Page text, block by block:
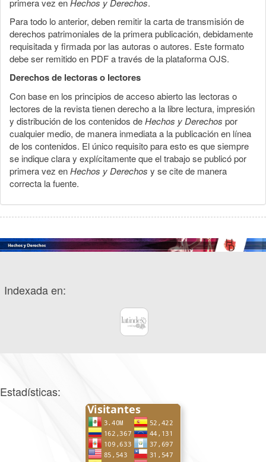
primera vez enHechos y Derechos.
Para todo lo anterior, deben remitir la carta de transmisión de
derechos patrimoniales de la primera publicación, debidamente
requisitada y firmada por las autoras o autores. Este formato
debe ser remitido en PDF a través de la plataforma OJS.
Derechos de lectoras o lectores
Con base en los principios de acceso abierto las lectoras o
lectores de la revista tienen derecho a la libre lectura, impresión
y distribución de los contenidos deHechos y Derechos por
cualquier medio, de manera inmediata a la publicación en línea
de los contenidos. El único requisito para esto es que siempre
se indique clara y explícitamente que el trabajo se publicó por
primera vez enHechos y Derechos y se cite de manera
correcta la fuente.
Indexada en:
Estadísticas: